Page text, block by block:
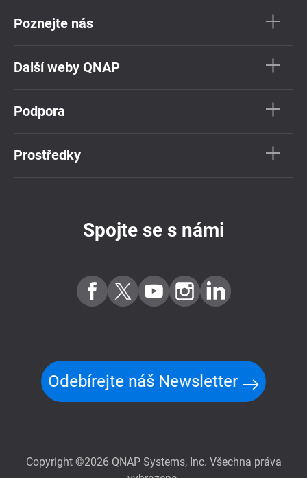
Poznejte nás
Další weby QNAP
Podpora
Prostředky
Spojte se s námi
Odebírejte náš Newsletter
Copyright ©2026 QNAP Systems, Inc. Všechna práva